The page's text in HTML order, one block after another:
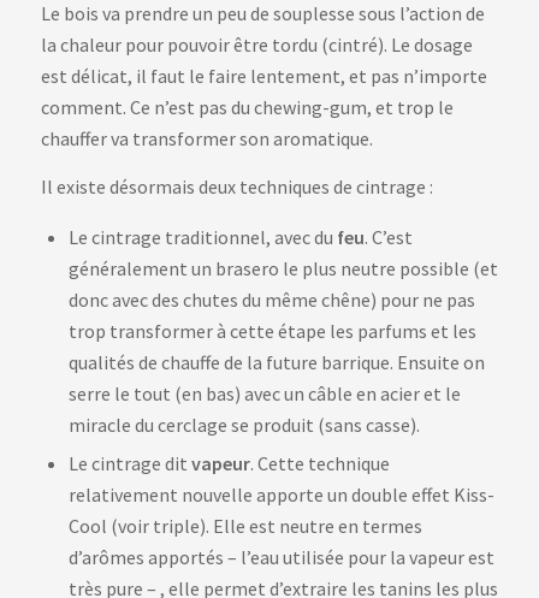
Le bois va prendre un peu de souplesse sous l’action de
la chaleur pour pouvoir être tordu (cintré). Le dosage
est délicat, il faut le faire lentement, et pas n’importe
comment. Ce n’est pas du chewing-gum, et trop le
chauffer va transformer son aromatique.
Il existe désormais deux techniques de cintrage :
Le cintrage traditionnel, avec du feu. C’est
généralement un brasero le plus neutre possible (et
donc avec des chutes du même chêne) pour ne pas
trop transformer à cette étape les parfums et les
qualités de chauffe de la future barrique. Ensuite on
serre le tout (en bas) avec un câble en acier et le
miracle du cerclage se produit (sans casse).
Le cintrage dit vapeur. Cette technique
relativement nouvelle apporte un double effet Kiss-
Cool (voir triple). Elle est neutre en termes
d’arômes apportés – l’eau utilisée pour la vapeur est
très pure – , elle permet d’extraire les tanins les plus